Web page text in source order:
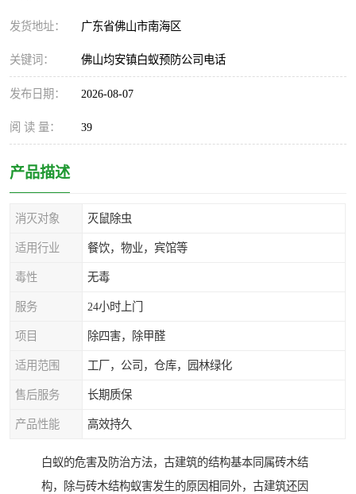
发货地址： 广东省佛山市南海区
关键词： 佛山均安镇白蚁预防公司电话
发布日期： 2026-08-07
阅 读 量： 39
产品描述
消灭对象 灭鼠除虫
适用行业 餐饮，物业，宾馆等
毒性 无毒
服务 24小时上门
项目 除四害，除甲醛
适用范围 工厂，公司，仓库，园林绿化
售后服务 长期质保
产品性能 高效持久
白蚁的危害及防治方法，古建筑的结构基本同属砖木结
构，除与砖木结构蚁害发生的原因相同外，古建筑还因